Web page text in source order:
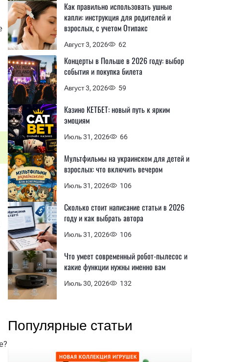
Август 3, 2026 62
Как правильно использовать ушные
капли: инструкция для родителей и
взрослых, с учетом Отипакс
Август 3, 2026 59
Концерты в Польше в 2026 году: выбор
события и покупка билета
Июль 31, 2026 66
Казино КЕТБЕТ: новый путь к ярким
эмоциям
Июль 31, 2026 106
Мультфильмы на украинском для детей и
взрослых: что включить вечером
Июль 31, 2026 106
Сколько стоит написание статьи в 2026
году и как выбрать автора
Июль 30, 2026 132
Что умеет современный робот-пылесос и
какие функции нужны именно вам
Популярные статьи